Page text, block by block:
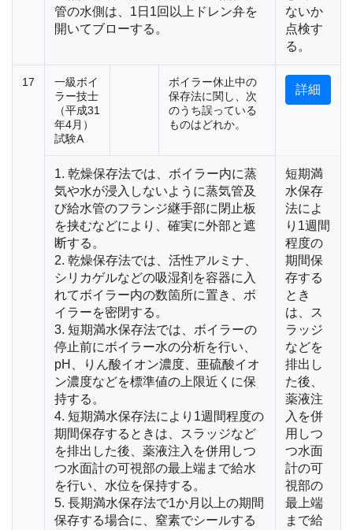
管の水側は、1日1回以上ドレン弁を
開いてブローする。
ないか
点検す
る。
17
一級ボイ
ラー技士
（平成31
年4月）
試験A
ボイラー休止中の
保存法に関し、次
のうち誤っている
ものはどれか。
詳細
1. 乾燥保存法では、ボイラー内に蒸
気や水が浸入しないように蒸気管及
び給水管のフランジ継手部に閉止板
を挟むなどにより、確実に外部と遮
断する。
2. 乾燥保存法では、活性アルミナ、
シリカゲルなどの吸湿剤を容器に入
れてボイラー内の数箇所に置き、ボ
イラーを密閉する。
3. 短期満水保存法では、ボイラーの
停止前にボイラー水の分析を行い、
pH、りん酸イオン濃度、亜硫酸イオ
ン濃度などを標準値の上限近くに保
持する。
4. 短期満水保存法により1週間程度の
期間保存するときは、スラッジなど
を排出した後、薬液注入を併用しつ
つ水面計の可視部の最上端まで給水
を行い、水位を保持する。
5. 長期満水保存法で1か月以上の期間
保存する場合に、窒素でシールする
短期満
水保存
法によ
り1週間
程度の
期間保
存する
とき
は、ス
ラッジ
などを
排出し
た後、
薬液注
入を併
用しつ
つ水面
計の可
視部の
最上端
まで給